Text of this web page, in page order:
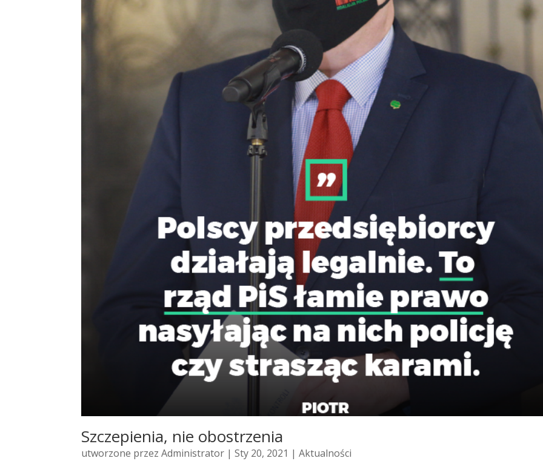
Szczepienia, nie obostrzenia
utworzone przezAdministrator | Sty 20, 2021 |Aktualności